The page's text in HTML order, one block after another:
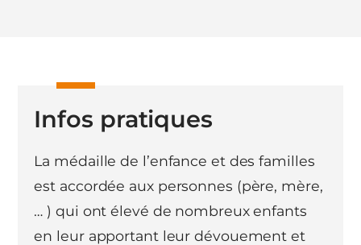
Infos pratiques
La médaille de l’enfance et des familles
est accordée aux personnes (père, mère,
… ) qui ont élevé de nombreux enfants
en leur apportant leur dévouement et